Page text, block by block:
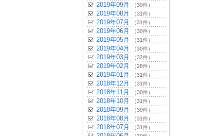
2019年09月 （30件）
2019年08月 （31件）
2019年07月 （31件）
2019年06月 （30件）
2019年05月 （31件）
2019年04月 （30件）
2019年03月 （32件）
2019年02月 （28件）
2019年01月 （31件）
2018年12月 （31件）
2018年11月 （30件）
2018年10月 （31件）
2018年09月 （30件）
2018年08月 （31件）
2018年07月 （31件）